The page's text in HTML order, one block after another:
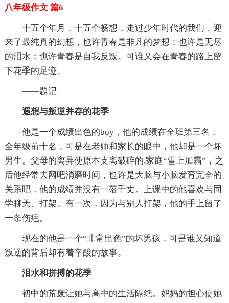
八年级作文 篇6
十五个年月，十五个畅想，走过少年时代的我们，迎
来了最纯真的幻想，也许青春是非凡的梦想；也许是无尽
的泪水；也许青春是自我反叛。可谁又会在青春的路上留
下花季的足迹。
——题记
遐想与叛逆并存的花季
他是一个成绩出色的boy，他的成绩在全班第三名，
全年级前十名，可是在老师和家长的眼中，他却是一个坏
男生。父母的离异使原本支离破碎的.家庭“雪上加霜”，之
后他经常去网吧消磨时间，也许是大脑与小脑发育完全的
关系吧，他的成绩并没有一落千丈。上课中的他喜欢与同
学聊天、打架。有一次，因为与别人打架，他的手上留了
一条伤疤。
现在的他是一个“非常出色”的坏男孩，可是谁又知道
叛逆的背后却有着辛酸的故事。
泪水和拼搏的花季
初中的荒废让她与高中的生活隔绝。妈妈的担心使她